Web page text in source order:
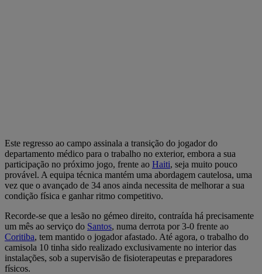
Este regresso ao campo assinala a transição do jogador do
departamento médico para o trabalho no exterior, embora a sua
participação no próximo jogo, frente ao Haiti, seja muito pouco
provável. A equipa técnica mantém uma abordagem cautelosa, uma
vez que o avançado de 34 anos ainda necessita de melhorar a sua
condição física e ganhar ritmo competitivo.
Recorde-se que a lesão no gémeo direito, contraída há precisamente
um mês ao serviço do Santos, numa derrota por 3-0 frente ao
Coritiba, tem mantido o jogador afastado. Até agora, o trabalho do
camisola 10 tinha sido realizado exclusivamente no interior das
instalações, sob a supervisão de fisioterapeutas e preparadores
físicos.